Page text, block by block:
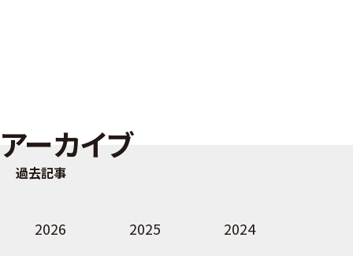
アーカイブ
過去記事
2026 2025
2024